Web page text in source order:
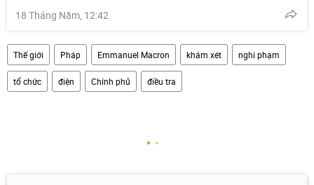
18 Tháng Năm, 12:42
Thế giới Pháp Emmanuel Macron khám xét nghi phạm
tổ chức điện Chính phủ điều tra